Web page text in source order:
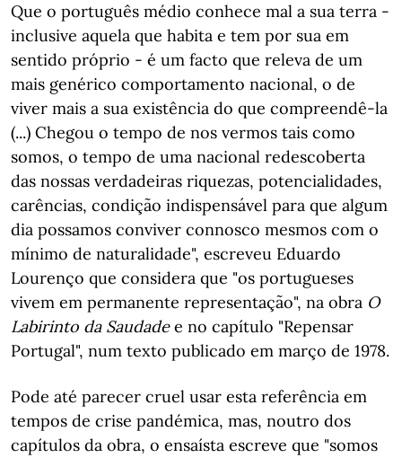
Que o português médio conhece mal a sua terra -
inclusive aquela que habita e tem por sua em
sentido próprio - é um facto que releva de um
mais genérico comportamento nacional, o de
viver mais a sua existência do que compreendê-la
(...) Chegou o tempo de nos vermos tais como
somos, o tempo de uma nacional redescoberta
das nossas verdadeiras riquezas, potencialidades,
carências, condição indispensável para que algum
dia possamos conviver connosco mesmos com o
mínimo de naturalidade", escreveu Eduardo
Lourenço que considera que "os portugueses
vivem em permanente representação", na obra O
Labirinto da Saudadee no capítulo "Repensar
Portugal", num texto publicado em março de 1978.
Pode até parecer cruel usar esta referência em
tempos de crise pandémica, mas, noutro dos
capítulos da obra, o ensaísta escreve que "somos